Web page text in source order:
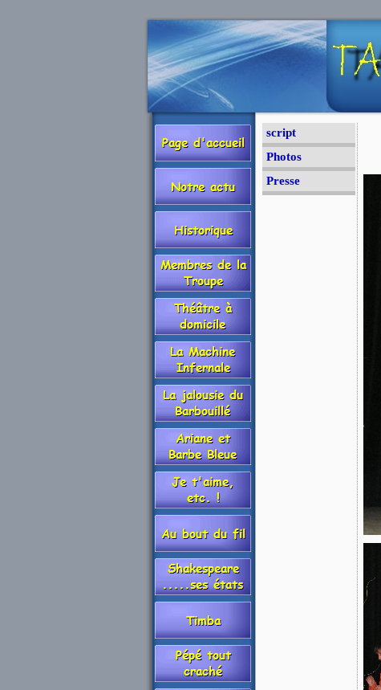
script
Photos
Presse